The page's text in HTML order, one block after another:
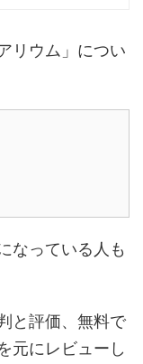
リウム」につい
なっている人も
と評価、無料で
元にレビューし